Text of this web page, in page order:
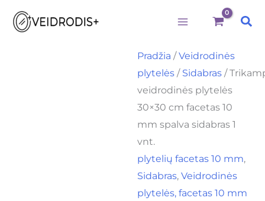
Pereiti
prie
Pradžia /Veidrodinės
plytelės / Sidabras /
veidrodinės plytelės
30×30 cm facetas 10
mm spalva sidabras 1
vnt.
plytelių facetas 10 mm,
Sidabras,Veidrodinės
plytelės, facetas 10 mm
Trikampės
plytelės
cm
facetas
mm
spalva
1
vnt.